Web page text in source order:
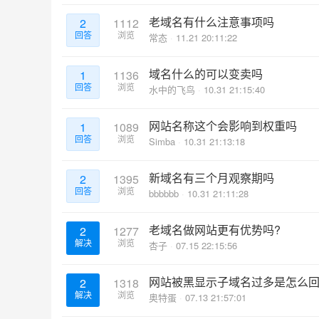
2
回答
1112
浏览
老域名有什么注意事项吗
常态 11.21 20:11:22
1
回答
1136
浏览
域名什么的可以变卖吗
水中的飞鸟 10.31 21:15:40
1
回答
1089
浏览
网站名称这个会影响到权重吗
Simba 10.31 21:13:18
2
回答
1395
浏览
新域名有三个月观察期吗
bbbbbb 10.31 21:11:28
2
解决
1277
浏览
老域名做网站更有优势吗?
杏子 07.15 22:15:56
2
解决
1318
浏览
网站被黑显示子域名过多是怎么
奥特蛋 07.13 21:57:01